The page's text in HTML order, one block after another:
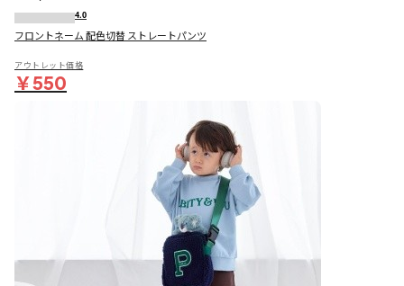
4.0
フロントネーム 配色切替 ストレートパンツ
アウトレット価格
￥550